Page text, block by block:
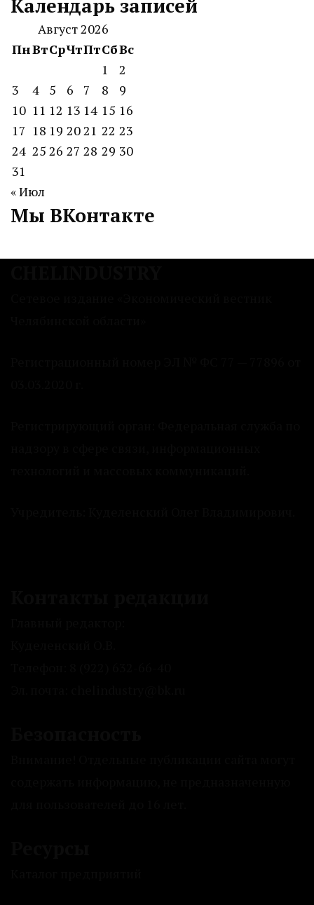
Календарь записей
Август 2026
ПнВтСрЧтПтСбВс
1
2
3
4 5 6 7 8
9
10 11 12 13 14 15 16
17 18 19 2021 22 23
24 25 26 27 28 29 30
31
« Июл
Мы ВКонтакте